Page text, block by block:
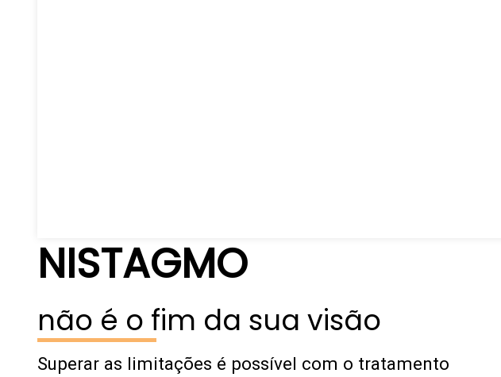
NISTAGMO
não é o fim da sua visão
Superar as limitações é possível com o tratamento